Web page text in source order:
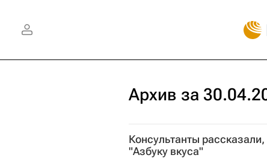
Архив за
Консультанты
"Азбуку вкуса"